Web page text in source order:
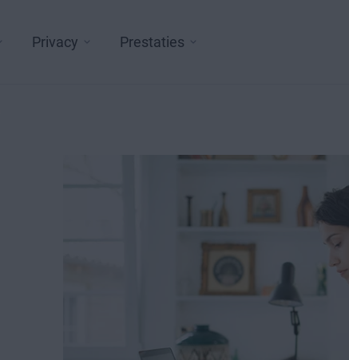
Privacy Prestaties